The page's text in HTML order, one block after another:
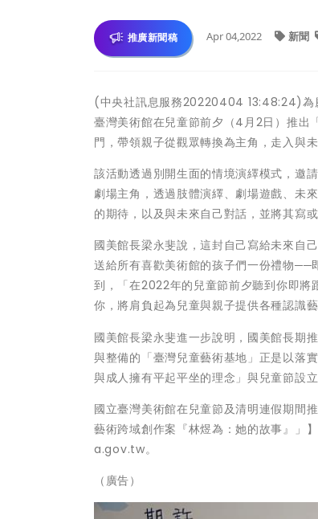
推廣新聞稿 Apr 04,2022 新聞
(中央社訊息服務20220404 13:48:24)為
臺灣美術館在兒童節前夕（4月2日）推出
門，帶領親子從觀眾轉換為主角，走入與
該活動透過別開生面的情境演繹模式，邀
劇場主角，透過肢體演繹、劇場遊戲、未
的期待，以及與未來自己對話，並將其寫
國美館長梁永斐說，這封自己寫給未來自
送給所有喜歡美術館的孩子們一份禮物──
到，「在2022年的兒童節前夕聽到你即
你，將肩負起為兒童與親子提供各種認識
國美館長梁永斐進一步說明，國美館長期
與整備的「臺灣兒童藝術基地」正是以落
與成人擁有平起平坐的理念」與兒童節設
國立臺灣美術館在兒童節及清明連假期間
藝術跨域創作案『林煜為：她的故事』」
a.gov.tw。
（廣告）